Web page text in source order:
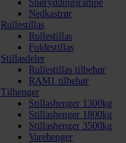
Snøryddingsrampe
Nedkastrør
Rullestillas
Rullestillas
Foldestillas
Stillasdeler
Rullestillas tilbehør
RAM1 tilbehør
Tilhenger
Stillashenger 1300kg
Stillashenger 1800kg
Stillashenger 3500kg
Varehenger